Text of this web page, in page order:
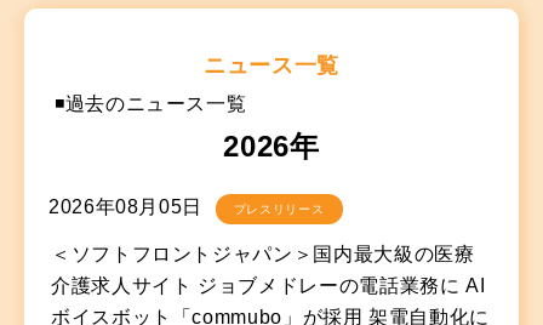
ニュース一覧
◾️過去のニュース一覧
2026年
2026年08月05日 プレスリリース
＜ソフトフロントジャパン＞国内最大級の医療
介護求人サイト ジョブメドレーの電話業務に AI
ボイスボット「commubo」が採用 架電自動化に